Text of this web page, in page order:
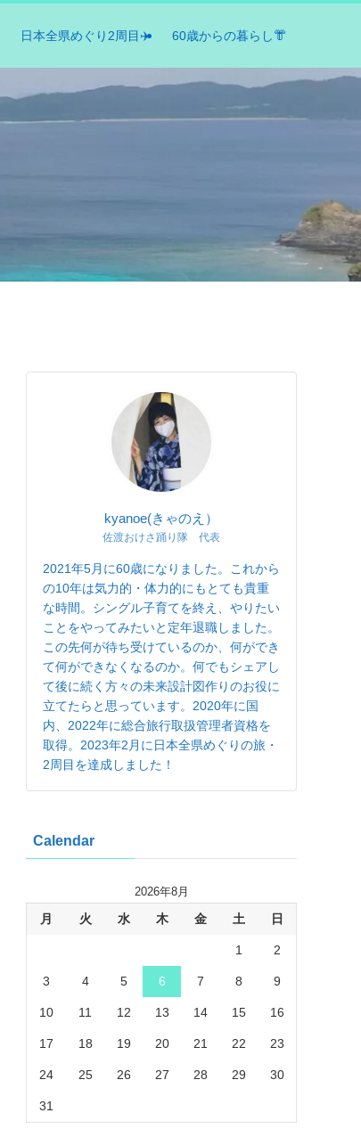
日本全県めぐり2周目✈️ 60歳からの暮らし👘
kyanoe(きゃのえ）
佐渡おけさ踊り隊 代表
2021年5月に60歳になりました。これから
の10年は気力的・体力的にもとても貴重
な時間。シングル子育てを終え、やりたい
ことをやってみたいと定年退職しました。
この先何が待ち受けているのか、何ができ
て何ができなくなるのか。何でもシェアし
て後に続く方々の未来設計図作りのお役に
立てたらと思っています。2020年に国
内、2022年に総合旅行取扱管理者資格を
取得。2023年2月に日本全県めぐりの旅・
2周目を達成しました！
Calendar
2026年8月
月 火 水 木 金 土 日
1 2
3 4 5 6 7 8 9
10 11 12 13 14 15 16
17 18 19 20 21 22 23
24 25 26 27 28 29 30
31